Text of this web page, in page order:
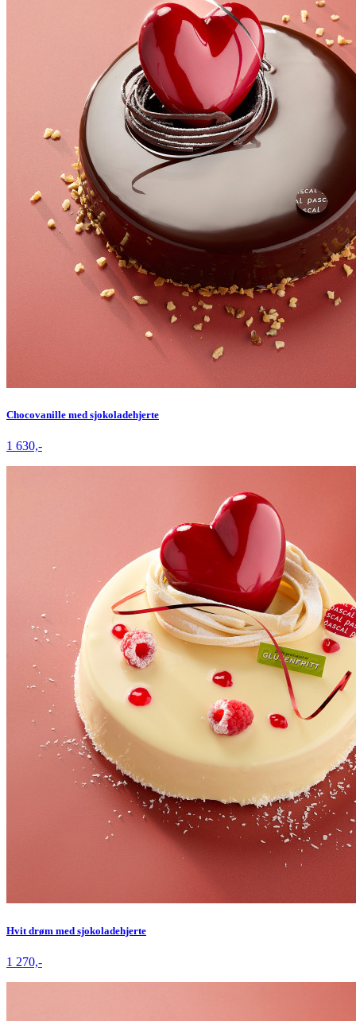
Chocovanille med sjokoladehjerte
1 630,-
Hvit drøm med sjokoladehjerte
1 270,-